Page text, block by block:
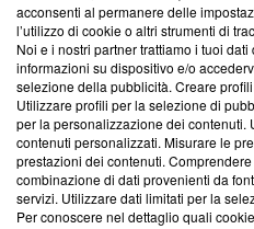
Team editoriale
Corporate
Redazione
Informativa Privacy
Cookie Policy
Blasting SA, IDI CHE-
acconsenti al permanere delle
l’utilizzo di cookie o altri strumenti di
Noi e i nostri partner trattiamo i tuoi
informazioni su dispositivo e/o
selezione della pubblicità. Creare
Utilizzare profili per la selezione di
per la personalizzazione dei contenuti.
contenuti personalizzati. Misurare le
prestazioni dei contenuti.
combinazione di dati provenienti da
servizi. Utilizzare dati limitati per la
Per conoscere nel dettaglio quali